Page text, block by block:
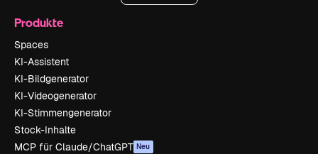
Produkte
Spaces
KI-Assistent
KI-Bildgenerator
KI-Videogenerator
KI-Stimmengenerator
Stock-Inhalte
MCP für Claude/ChatGPT Neu